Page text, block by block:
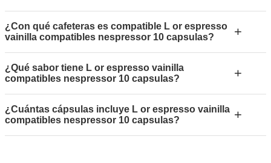
¿Con qué cafeteras es compatible L or espresso
vainilla compatibles nespressor 10 capsulas?
+
¿Qué sabor tiene L or espresso vainilla
compatibles nespressor 10 capsulas?
+
¿Cuántas cápsulas incluye L or espresso vainilla
compatibles nespressor 10 capsulas?
+